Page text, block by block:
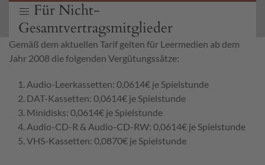
Für Nicht-
Gesamtvertragsmitglieder
Gemäß dem aktuellen Tarif gelten für Leermedien ab dem
Jahr 2008 die folgenden Vergütungssätze:
Audio-Leerkassetten: 0,0614€ je Spielstunde
DAT-Kassetten: 0,0614€ je Spielstunde
Minidisks: 0,0614€ je Spielstunde
Audio-CD-R & Audio-CD-RW: 0,0614€ je Spielstunde
VHS-Kassetten: 0,0870€ je Spielstunde